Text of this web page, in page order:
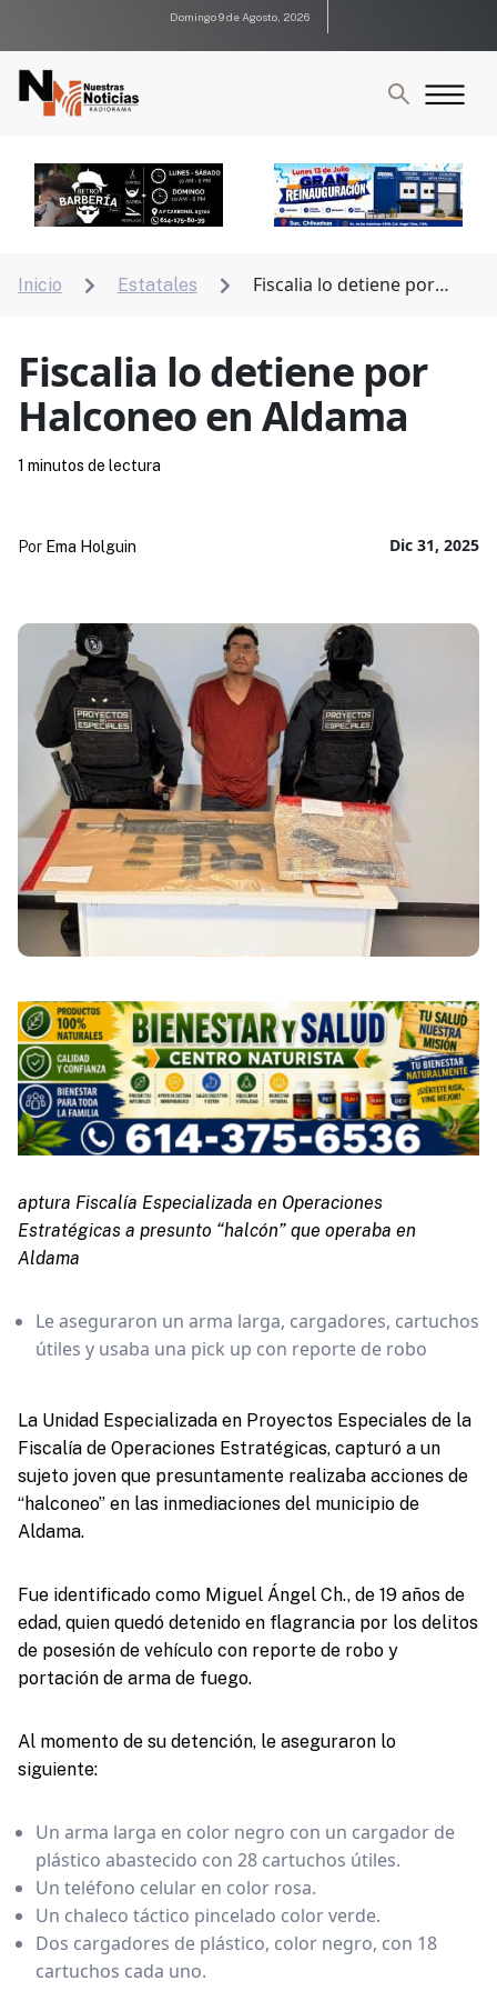
Domingo 9 de Agosto, 2026
Inicio  Estatales 
Fiscalia lo detiene por
Fiscalia lo detiene por
Halconeo en Aldama
Dic 31, 2025
Por Ema Holguin
1 minutos de lectura
aptura Fiscalía Especializada en Operaciones
Estratégicas a presunto “halcón” que operaba en
Aldama
Le aseguraron un arma larga, cargadores, cartuchos
útiles y usaba una pick up con reporte de robo
La Unidad Especializada en Proyectos Especiales de la
Fiscalía de Operaciones Estratégicas, capturó a un
sujeto joven que presuntamente realizaba acciones de
“halconeo” en las inmediaciones del municipio de
Aldama.
Fue identificado como Miguel Ángel Ch., de 19 años de
edad, quien quedó detenido en flagrancia por los delitos
de posesión de vehículo con reporte de robo y
portación de arma de fuego.
Al momento de su detención, le aseguraron lo
siguiente:
Un arma larga en color negro con un cargador de
plástico abastecido con 28 cartuchos útiles.
Un teléfono celular en color rosa.
Un chaleco táctico pincelado color verde.
Dos cargadores de plástico, color negro, con 18
cartuchos cada uno.